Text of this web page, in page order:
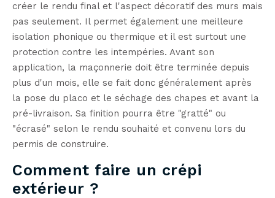
créer le rendu final et l'aspect décoratif des murs mais
pas seulement. Il permet également une meilleure
isolation phonique ou thermique et il est surtout une
protection contre les intempéries. Avant son
application, la maçonnerie doit être terminée depuis
plus d'un mois, elle se fait donc généralement après
la pose du placo et le séchage des chapes et avant la
pré-livraison. Sa finition pourra être "gratté" ou
"écrasé" selon le rendu souhaité et convenu lors du
permis de construire.
Comment faire un crépi
extérieur ?